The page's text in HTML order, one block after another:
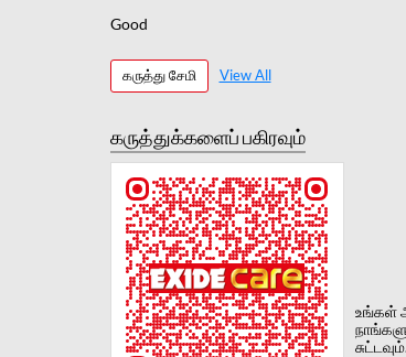
Good
கருத்து சேமி View All
கருத்துக்களைப் பகிரவும்
உங்கள்